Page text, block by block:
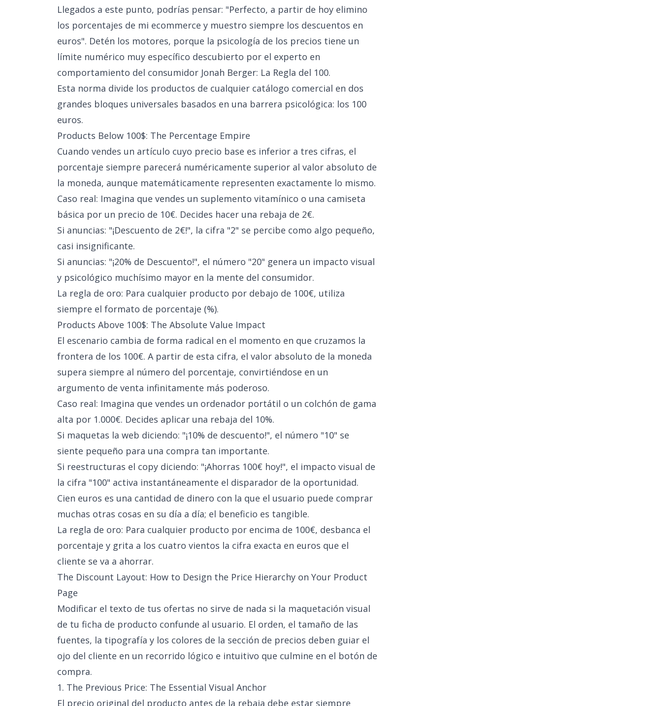
Llegados a este punto, podrías pensar: "Perfecto, a partir de hoy elimino
los porcentajes de mi ecommerce y muestro siempre los descuentos en
euros". Detén los motores, porque la psicología de los precios tiene un
límite numérico muy específico descubierto por el experto en
comportamiento del consumidor Jonah Berger: La Regla del 100.
Esta norma divide los productos de cualquier catálogo comercial en dos
grandes bloques universales basados en una barrera psicológica: los 100
euros.
Products Below 100$: The Percentage Empire
Cuando vendes un artículo cuyo precio base es inferior a tres cifras, el
porcentaje siempre parecerá numéricamente superior al valor absoluto de
la moneda, aunque matemáticamente representen exactamente lo mismo.
Caso real: Imagina que vendes un suplemento vitamínico o una camiseta
básica por un precio de 10€. Decides hacer una rebaja de 2€.
Si anuncias: "¡Descuento de 2€!", la cifra "2" se percibe como algo pequeño,
casi insignificante.
Si anuncias: "¡20% de Descuento!", el número "20" genera un impacto visual
y psicológico muchísimo mayor en la mente del consumidor.
La regla de oro: Para cualquier producto por debajo de 100€, utiliza
siempre el formato de porcentaje (%).
Products Above 100$: The Absolute Value Impact
El escenario cambia de forma radical en el momento en que cruzamos la
frontera de los 100€. A partir de esta cifra, el valor absoluto de la moneda
supera siempre al número del porcentaje, convirtiéndose en un
argumento de venta infinitamente más poderoso.
Caso real: Imagina que vendes un ordenador portátil o un colchón de gama
alta por 1.000€. Decides aplicar una rebaja del 10%.
Si maquetas la web diciendo: "¡10% de descuento!", el número "10" se
siente pequeño para una compra tan importante.
Si reestructuras el copy diciendo: "¡Ahorras 100€ hoy!", el impacto visual de
la cifra "100" activa instantáneamente el disparador de la oportunidad.
Cien euros es una cantidad de dinero con la que el usuario puede comprar
muchas otras cosas en su día a día; el beneficio es tangible.
La regla de oro: Para cualquier producto por encima de 100€, desbanca el
porcentaje y grita a los cuatro vientos la cifra exacta en euros que el
cliente se va a ahorrar.
The Discount Layout: How to Design the Price Hierarchy on Your Product
Page
Modificar el texto de tus ofertas no sirve de nada si la maquetación visual
de tu ficha de producto confunde al usuario. El orden, el tamaño de las
fuentes, la tipografía y los colores de la sección de precios deben guiar el
ojo del cliente en un recorrido lógico e intuitivo que culmine en el botón de
compra.
1. The Previous Price: The Essential Visual Anchor
El precio original del producto antes de la rebaja debe estar siempre